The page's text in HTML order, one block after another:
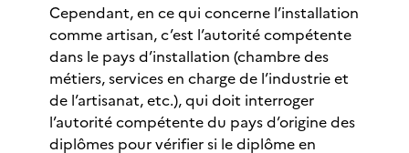
Cependant, en ce qui concerne l’installation
comme artisan, c’est l’autorité compétente
dans le pays d’installation (chambre des
métiers, services en charge de l’industrie et
de l’artisanat, etc.), qui doit interroger
l’autorité compétente du pays d’origine des
diplômes pour vérifier si le diplôme en